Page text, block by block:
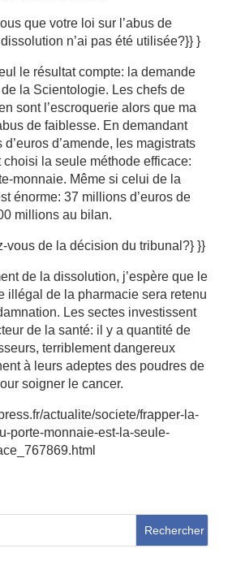
que votre loi sur l’abus de
n’ai pas été utilisée?}} }
le résultat compte: la demande
la Scientologie. Les chefs de
sont l’escroquerie alors que ma
de faiblesse. En demandant
d’amende, les magistrats
choisi la seule méthode efficace:
monnaie. Même si celui de la
énorme: 37 millions d’euros de
millions au bilan.
vous de la décision du tribunal?} }}
de la dissolution, j’espère que le
illégal de la pharmacie sera retenu
Les sectes investissent
de la santé: il y a quantité de
terriblement dangereux
à leurs adeptes des poudres de
soigner le cancer.
actualite/societe/frapper-la-
porte-monnaie-est-la-seule-